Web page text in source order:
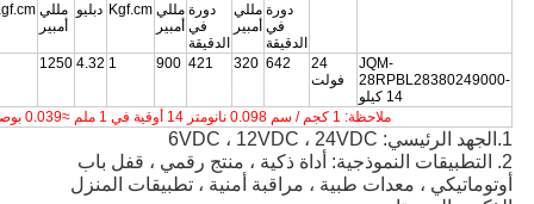
دورة
في
الدقيقة
مللي
أمبير
دورة
في
الدقيقة
مللي
أمبير
Kgf.cm دبليو مللي
أمبير
JQM-
28RPBL28380249000-
14 كيلو
24
فولت
642
320
421
900
1
4.32
1250
ملاحظة: 1 كجم / سم 0.098 نانومتر 14 أوقية في 1 ملم ≈0.039 بوصة
1.الجهد الرئيسي: 6VDC ، 12VDC ، 24VDC
2. التطبيقات النموذجية: أداة ذكية ، منتج رقمي ، قفل باب
أوتوماتيكي ، معدات طبية ، مراقبة أمنية ، تطبيقات المنزل